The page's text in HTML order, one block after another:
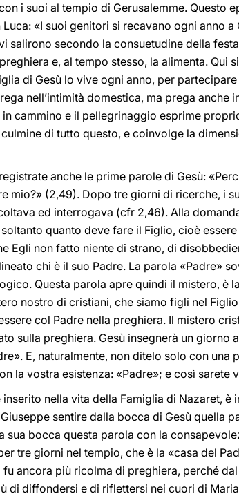
i suoi al tempio di Gerusalemme. Questo
«I suoi genitori si recavano ogni anno a
salirono secondo la consuetudine della
e, al tempo stesso, la alimenta. Qui
di Gesù lo vive ogni anno, per
nell’intimità domestica, ma prega anche
cammino e il pellegrinaggio esprime
di tutto questo, e coinvolge la
anche le prime parole di Gesù:
mio?» (2,49). Dopo tre giorni di ricerche, i
ed interrogava (cfr 2,46). Alla
quanto deve fare il Figlio, cioè
Egli non fatto niente di strano, di
chi è il suo Padre. La parola «Padre»
Questa parola apre quindi il mistero, è
nostro di cristiani, che siamo figli nel
col Padre nella preghiera. Il mistero
sulla preghiera. Gesù insegnerà un giorno
E, naturalmente, non ditelo solo con una
la vostra esistenza: «Padre»; e così sarete
nella vita della Famiglia di Nazaret, è
sentire dalla bocca di Gesù quella
sua bocca questa parola con la
tre giorni nel tempio, che è la «casa del
ancora più ricolma di preghiera, perché
di diffondersi e di riflettersi nei cuori di